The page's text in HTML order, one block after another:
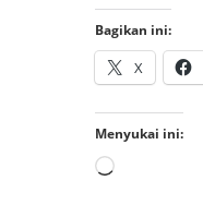
Bagikan ini:
X
Menyukai ini: